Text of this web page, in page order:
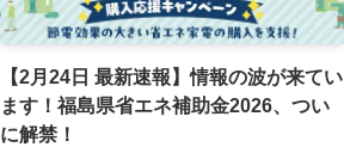
【2月24日 最新速報】情報の波が来てい
ます！福島県省エネ補助金2026、つい
に解禁！